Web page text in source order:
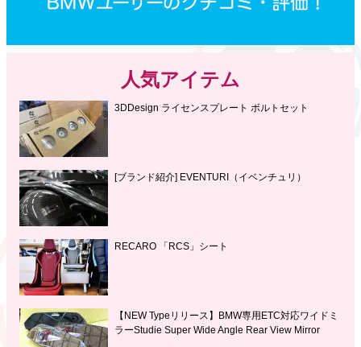
人気アイテム
3DDesign ライセンスプレート ボルトセット
[ブランド紹介] EVENTURI（イベンチュリ）
RECARO 「RCS」シート
【NEW Typeリリース】BMW専用ETC対応ワイドミ
ラーStudie Super Wide Angle Rear View Mirror